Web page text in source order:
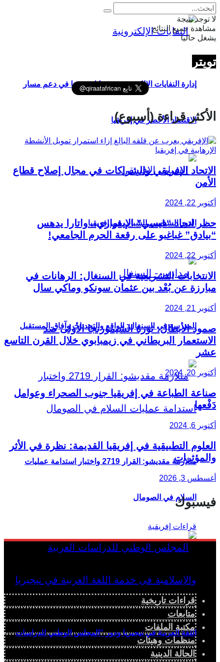
إدارة النفايات الإلكترونية في غانا ودورها في دعم مسار
الاقتصاد الأخضر في إفريقيا
الدور السياسي للشباب في إفريقيا
المدرسة في السنغال: الواقع والتحديات وآفاق المستقبل
متلازمة مقديشو: القرار 2719 واختبار استدامة عمليات
السلام في الصومال
اللغة العربية في نيجيريا ودور “المجلس الوطني للدراسات
لا توجد نتيجة
مشاهدة جميع النتائج
يشغل حاليا
تويتر
الأكثر قراءة (أسبوع)
الاتحاد الإفريقي والشراكات في مجال إصلاح قطاع
الأمن
أكتوبر 22, 2024
حظر اتحاد “فيسي” الإيفواري.. واتارا يدهس
“بيادق” غباغبو على رقعة الحرم الجامعي!
أكتوبر 22, 2024
الانتخابات التشريعية في السنغال: الرهانات في
مبارزة عن بُعْد بين عثمان سونكو وماكي سال
أكتوبر 21, 2024
صمود الأبطال: ثورة الشيمورنجا الأولى ضد
الاستعمار البريطاني في زيمبابوي خلال القرن التاسع
عشر
أكتوبر 20, 2024
صناعة الطباعة في إفريقيا جنوب الصحراء وعوامل
دَفْعها
أكتوبر 6, 2024
العلوم التطبيقية في إفريقيا القديمة: نظرة في الأثر
والمؤثرات
أغسطس 3, 2026
فيسبوك
قراءات تاريخية
متابعات
مكتبة الملفات
منظمات وهيئات
الحالة الدينية